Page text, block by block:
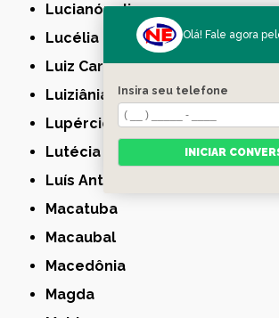
Lucianópolis
Lucélia
Luiz Carlos
Luiziânia
Lupércio
Lutécia
Luís Antônio
Macatuba
Macaubal
Macedônia
Magda
Olá! Fale agora
Insira seu telefone
INICIAR